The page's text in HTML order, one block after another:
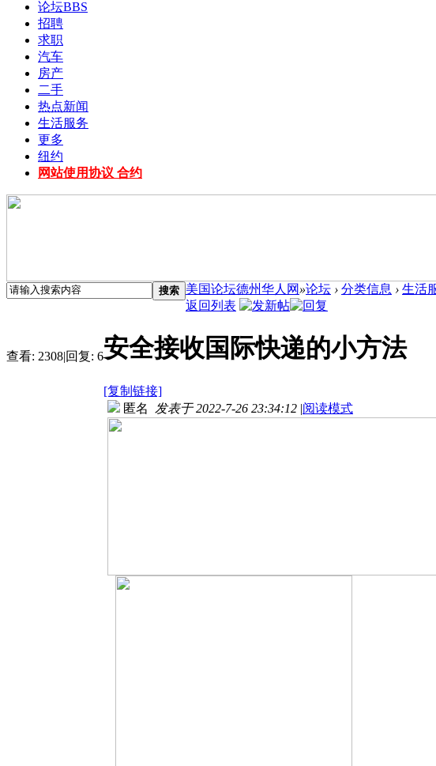
论坛BBS
招聘
求职
汽车
房产
二手
热点新闻
生活服务
更多
纽约
网站使用协议 合约
搜索 美国论坛德州华人网 »论坛 › 分类信息 › 生活
返回列表
查看: 2308|回复: 6安全接收国际快递的小方法
[复制链接]
匿名 发表于 2022-7-26 23:34:12 |阅读模式